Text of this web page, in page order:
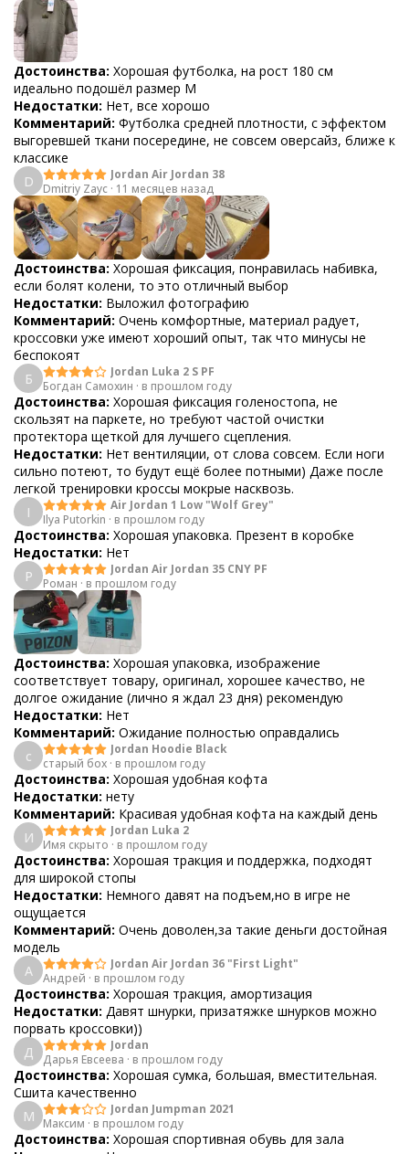
Достоинства: Хорошая футболка, на рост 180 см
идеально подошёл размер М
Недостатки: Нет, все хорошо
Комментарий: Футболка средней плотности, с эффектом
выгоревшей ткани посередине, не совсем оверсайз, ближе к
классике
D
Jordan Air Jordan 38
Dmitriy Zayc · 11 месяцев назад
Достоинства: Хорошая фиксация, понравилась набивка,
если болят колени, то это отличный выбор
Недостатки: Выложил фотографию
Комментарий: Очень комфортные, материал радует,
кроссовки уже имеют хороший опыт, так что минусы не
беспокоят
Б
Jordan Luka 2 S PF
Богдан Самохин · в прошлом году
Достоинства: Хорошая фиксация голеностопа, не
скользят на паркете, но требуют частой очистки
протектора щеткой для лучшего сцепления.
Недостатки: Нет вентиляции, от слова совсем. Если ноги
сильно потеют, то будут ещё более потными) Даже после
легкой тренировки кроссы мокрые насквозь.
I
Air Jordan 1 Low "Wolf Grey"
Ilya Putorkin · в прошлом году
Достоинства: Хорошая упаковка. Презент в коробке
Недостатки: Нет
Р
Jordan Air Jordan 35 CNY PF
Роман · в прошлом году
Достоинства: Хорошая упаковка, изображение
соответствует товару, оригинал, хорошее качество, не
долгое ожидание (лично я ждал 23 дня) рекомендую
Недостатки: Нет
Комментарий: Ожидание полностью оправдались
с
Jordan Hoodie Black
старый бох · в прошлом году
Достоинства: Хорошая удобная кофта
Недостатки: нету
Комментарий: Красивая удобная кофта на каждый день
И
Jordan Luka 2
Имя скрыто · в прошлом году
Достоинства: Хорошая тракция и поддержка, подходят
для широкой стопы
Недостатки: Немного давят на подъем,но в игре не
ощущается
Комментарий: Очень доволен,за такие деньги достойная
модель
А
Jordan Air Jordan 36 "First Light"
Андрей · в прошлом году
Достоинства: Хорошая тракция, амортизация
Недостатки: Давят шнурки, призатяжке шнурков можно
порвать кроссовки))
Д
Jordan
Дарья Евсеева · в прошлом году
Достоинства: Хорошая сумка, большая, вместительная.
Сшита качественно
М
Jordan Jumpman 2021
Максим · в прошлом году
Достоинства: Хорошая спортивная обувь для зала